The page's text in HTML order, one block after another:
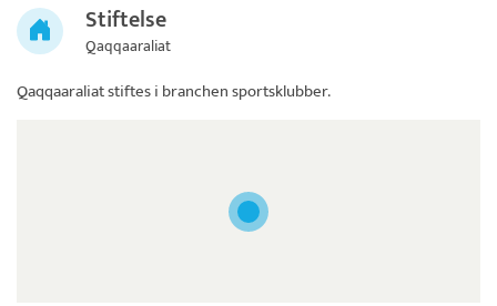
Stiftelse
Qaqqaaraliat
Qaqqaaraliatstiftes i branchen sportsklubber.